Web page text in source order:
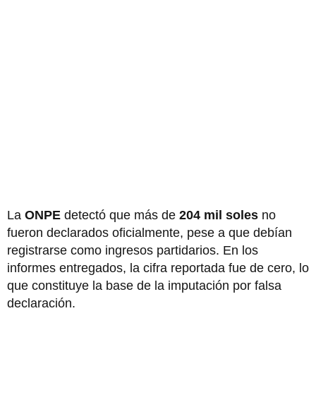
La ONPE detectó que más de 204 mil soles no
fueron declarados oficialmente, pese a que debían
registrarse como ingresos partidarios. En los
informes entregados, la cifra reportada fue de cero, lo
que constituye la base de la imputación por falsa
declaración.